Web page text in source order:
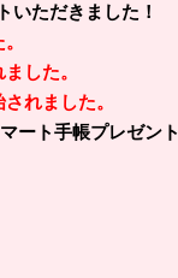
ただきました！
した。
れました。
ート手帳プレゼント